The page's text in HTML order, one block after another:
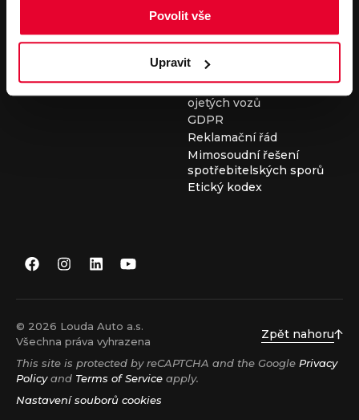
Povolit vše
Upravit
vozidel
Všeobecné obchodní
podmínky pro provádění
servisních prací
Všeobecné obchodní
podmínky při nákupu
ojetých vozů
GDPR
Reklamační řád
Mimosoudní řešení
spotřebitelských sporů
Etický kodex
© 2026 Louda Auto a.s.
Všechna práva vyhrazena
Zpět nahoru
This site is protected by reCAPTCHA and the Google Privacy
Policyand Terms of Service apply.
Nastavení souborů cookies